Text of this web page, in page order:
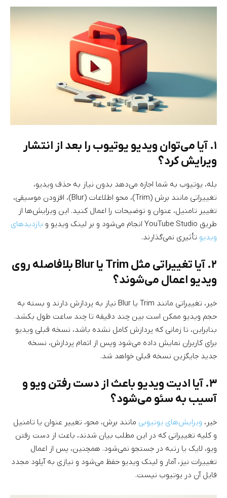
۱. آیا می‌توان ویدیو یوتیوب را بعد از انتشار
ویرایش کرد؟
بله، یوتیوب به شما اجازه می‌دهد بدون نیاز به حذف ویدیو،
تغییراتی مانند برش (Trim)، محو اطلاعات (Blur)، افزودن موسیقی،
تغییر تامنیل، عنوان و توضیحات را اعمال کنید. این ویرایش‌ها از
طریق YouTube Studio انجام می‌شود و بر لینک ویدیو و
بازدید‌های
ویدیو تأثیری نمی‌گذارند.
۲. آیا تغییراتی مثل Trim یا Blur بلافاصله روی
ویدیو اعمال می‌شوند؟
خیر، تغییراتی مانند Trim یا Blur نیاز به پردازش دارند و بسته به
حجم ویدیو ممکن است بین چند دقیقه تا چند ساعت طول بکشد.
بنابراین، تا زمانی که پردازش کامل نشده باشد، نسخه قبلی ویدیو
برای کاربران نمایش داده می‌شود وپس از اتمام پردازش، نسخه
جدید جایگزین نسخه قبلی خواهد شد.
۳. آیا ادیت ویدیو باعث از دست رفتن ویو و
آسیب به سئو می‌شود؟
خیر، ویرایش‌های یوتیوبی مانند برش، محو، تغییر عنوان یا تامنیل
و کلیه تغییراتی که در این مطلب بیان شدند، باعث از دست رفتن
ویو، لایک یا رتبه در جستجو نمی‌شود. همچنین، پس از اعمال
تغییرات نیز، آمار و لینک ویدیو حفظ می‌شود و نیازی به آپلود مجدد
فایل آن در یوتیوب نیست.